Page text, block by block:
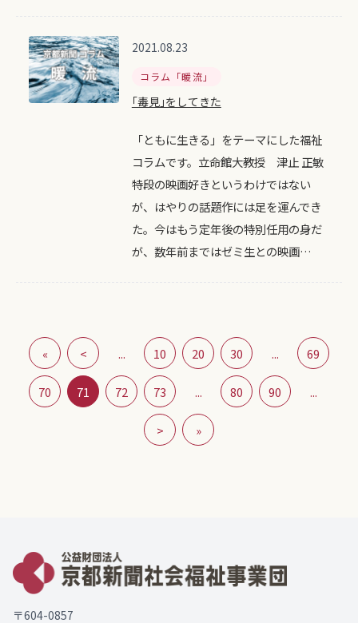
2021.08.23
コラム「暖流」
｢毒見｣をしてきた
「ともに生きる」をテーマにした福祉
コラムです。立命館大教授 津止 正敏
特段の映画好きというわけではない
が、はやりの話題作には足を運んでき
た。今はもう定年後の特別任用の身だ
が、数年前まではゼミ生との映画…
« < ... 10 20 30 ... 69
70 71 72 73 ... 80 90 ...
> »
〒604-0857